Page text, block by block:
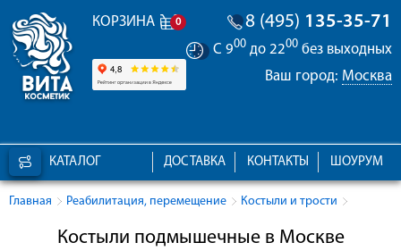
КОРЗИНА 0 8 (495) 135-35-71
С 900 до 2200 без выходных
Ваш город: Москва
КАТАЛОГ ШОУРУМ
КОНТАКТЫ
ДОСТАВКА
Главная Реабилитация, перемещение Костыли и трости
Костыли подмышечные в Москве